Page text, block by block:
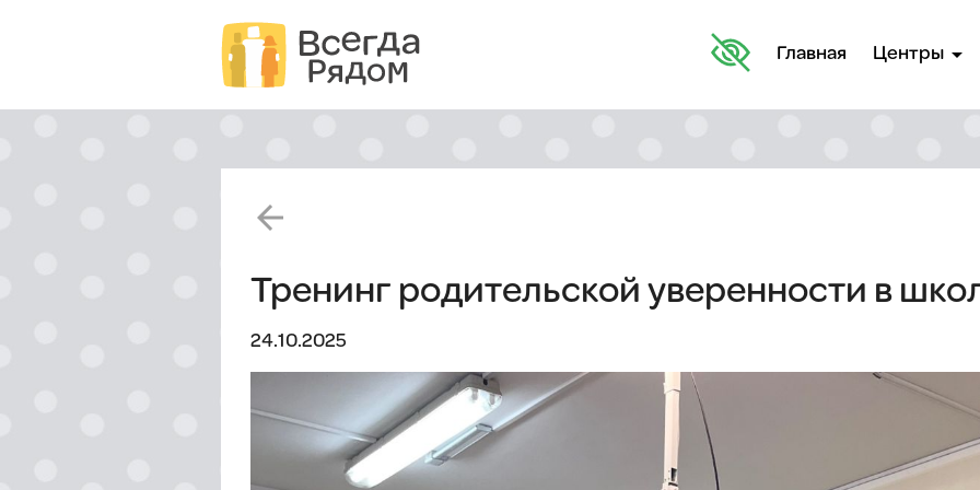
Главная Центры arrow_drop_down
arrow_back
Тренинг родительской уверенности в
24.10.2025